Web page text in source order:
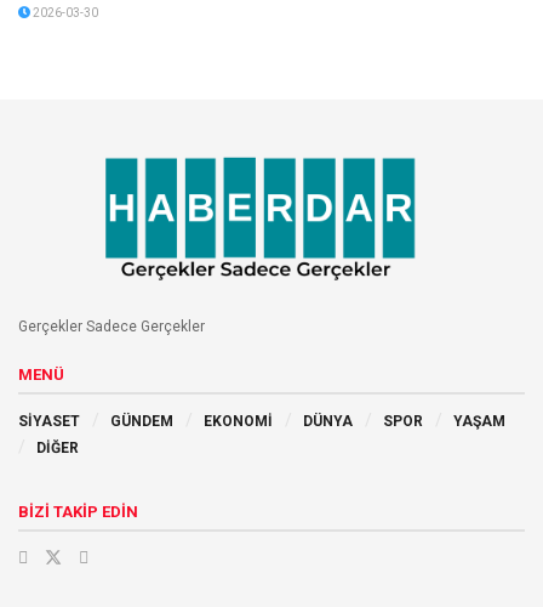
2026-03-30
Gerçekler Sadece Gerçekler
MENÜ
SİYASET GÜNDEM EKONOMİ DÜNYA SPOR
YAŞAM
DİĞER
BİZİ TAKİP EDİN